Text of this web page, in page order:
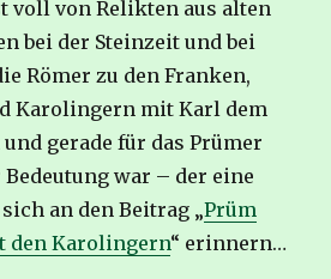
voll von Relikten aus alten
bei der Steinzeit und bei
Römer zu den Franken,
Karolingern mit Karl dem
gerade für das Prümer
war – der eine
an den Beitrag „Prüm
den Karolingern“ erinnern…